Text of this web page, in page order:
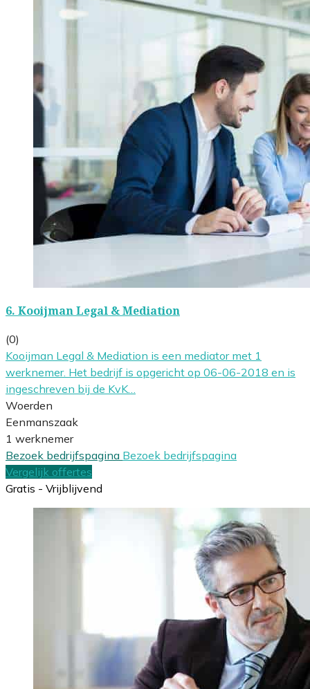
6. Kooijman Legal & Mediation
(0)
Kooijman Legal & Mediation is een mediator met 1
werknemer. Het bedrijf is opgericht op 06-06-2018 en is
ingeschreven bij de KvK…
Woerden
Eenmanszaak
1 werknemer
Bezoek bedrijfspagina Bezoek bedrijfspagina
Vergelijk offertes
Gratis - Vrijblijvend